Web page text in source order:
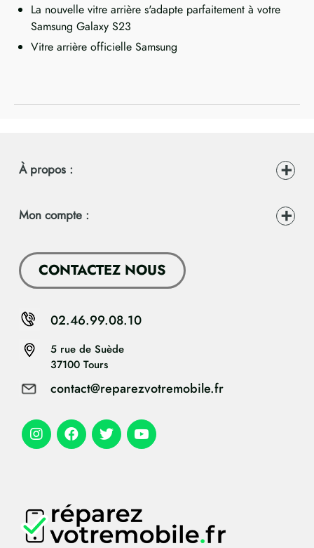
La nouvelle vitre arrière s'adapte parfaitement à votre
Samsung Galaxy S23
Vitre arrière officielle Samsung
À propos :
Mon compte :
CONTACTEZ NOUS
5 rue de Suède
37100 Tours
contact@reparezvotremobile.fr
02.46.99.08.10